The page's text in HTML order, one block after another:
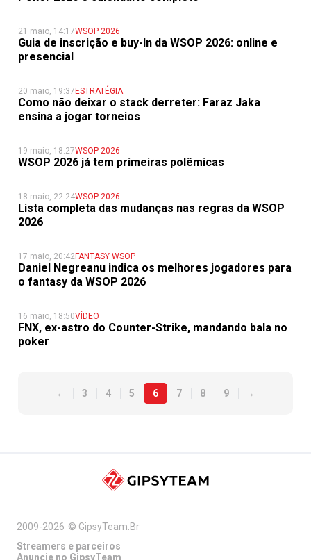
21 maio, 14:17WSOP 2026
Guia de inscrição e buy-In da WSOP 2026: online e
presencial
20 maio, 19:37 ESTRATÉGIA
Como não deixar o stack derreter: Faraz Jaka
ensina a jogar torneios
19 maio, 18:27WSOP 2026
WSOP 2026 já tem primeiras polêmicas
18 maio, 22:24WSOP 2026
Lista completa das mudanças nas regras da WSOP
2026
17 maio, 20:42FANTASY WSOP
Daniel Negreanu indica os melhores jogadores para
o fantasy da WSOP 2026
16 maio, 18:50VÍDEO
FNX, ex-astro do Counter-Strike, mandando bala no
poker
← 3 4 5 6 7 8 9 →
2009-2026 © GipsyTeam.Br
Streamers e parceiros
Anuncie no GipsyTeam